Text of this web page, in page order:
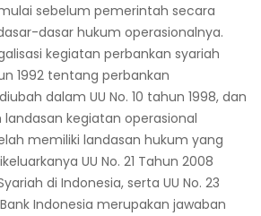
sebelum pemerintah secara
dasar hukum operasionalnya.
kegiatan perbankan syariah
1992 tentang perbankan
dalam UU No. 10 tahun 1998, dan
kegiatan operasional
memiliki landasan hukum yang
UU No. 21 Tahun 2008
di Indonesia, serta UU No. 23
Indonesia merupakan jawaban